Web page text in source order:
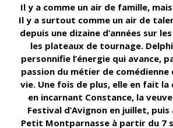
Il y a comme un air de famille,
Il y a surtout comme un air de
depuis une dizaine d’années sur
les plateaux de tournage.
personnifie l’énergie qui avance,
passion du métier de comédienne
vie. Une fois de plus, elle en fait
en incarnant Constance, la
Festival d’Avignon en juillet,
Petit Montparnasse à partir du 7